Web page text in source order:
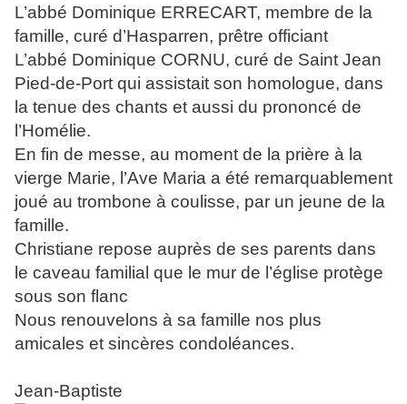
L’abbé Dominique ERRECART, membre de la
famille, curé d’Hasparren, prêtre officiant
L’abbé Dominique CORNU, curé de Saint Jean
Pied-de-Port qui assistait son homologue, dans
la tenue des chants et aussi du prononcé de
l’Homélie.
En fin de messe, au moment de la prière à la
vierge Marie, l’Ave Maria a été remarquablement
joué au trombone à coulisse, par un jeune de la
famille.
Christiane repose auprès de ses parents dans
le caveau familial que le mur de l’église protège
sous son flanc
Nous renouvelons à sa famille nos plus
amicales et sincères condoléances.
Jean-Baptiste